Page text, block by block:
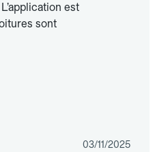
est
sont
03/11/2025